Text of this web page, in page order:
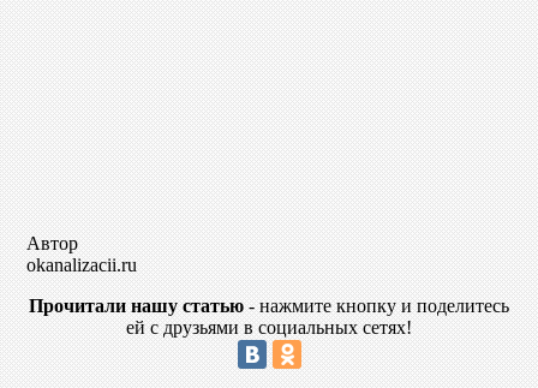
Автор
okanalizacii.ru
Прочитали нашу статью - нажмите кнопку и поделитесь
ей с друзьями в социальных сетях!